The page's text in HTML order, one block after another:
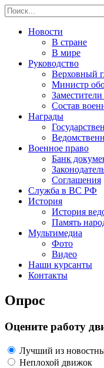
Новости
В стране
В мире
Руководство
Верховный
Министр
Состав
Награды
Военное право
Банк
Соглашения
Служба в ВС РФ
История
История
Память
Мультимедиа
Фото
Видео
Наши курсанты
Контакты
Опрос
Оцените работу
Лучший из
Неплохой движок